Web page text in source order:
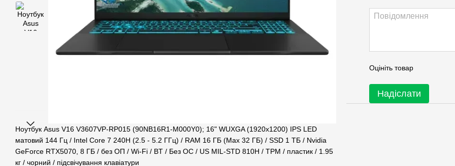
Ноутбук Asus V16 V3607VP-RP015 (90NB16R1-M000Y0); 16" WUXGA (1920x1200) IPS LED
матовий 144 Гц / Intel Core 7 240H (2.5 - 5.2 ГГц) / RAM 16 ГБ (Max 32 ГБ) / SSD 1 ТБ / Nvidia
GeForce RTX5070, 8 ГБ / без ОП / Wi-Fi / BT / Без ОС / US MIL-STD 810H / TPM / пластик / 1.95
кг / чорний / підсвічування клавіатури
Оцініть товар
Надіслати